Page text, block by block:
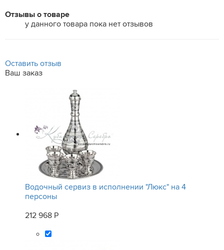
Отзывы о товаре
у данного товара пока нет отзывов
Оставить отзыв
Ваш заказ
Водочный сервиз в исполнении "Люкс" на 4
персоны
212 968 Р